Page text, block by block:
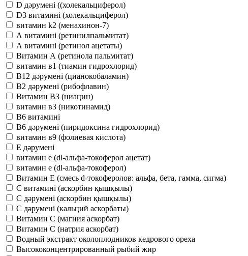
D дәрумені ((холекальциферол)
D3 витамині (холекальциферол)
витамин k2 (менахинон-7)
А витамині (ретинилпальмитат)
А витамині (ретинол ацетаты)
Витамин А (ретинола пальмитат)
витамин в1 (тиамин гидрохлорид)
В12 дәрумені (цианокобаламин)
В2 дәрумені (рибофлавин)
Витамин В3 (ниацин)
витамин в3 (никотинамид)
В6 витамині
В6 дәрумені (пиридоксина гидрохлорид)
витамин в9 (фолиевая кислота)
Е дәрумені
витамин е (dl-альфа-токоферол ацетат)
витамин е (dl-альфа-токоферол)
Витамин Е (смесь d-токоферолов: альфа, бета, гамма, сигма)
С витамині (аскорбин қышқылы)
С дәрумені (аскорбин қышқылы)
С дәрумені (кальций аскорбаты)
Витамин С (магния аскорбат)
Витамин С (натрия аскорбат)
Водный экстракт околоплодников кедрового ореха
Высококонцентрированный рыбий жир